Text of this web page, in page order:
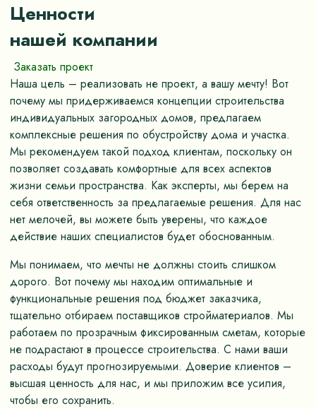
Ценности
нашей компании
Заказать проект
Наша цель – реализовать не проект, а вашу мечту! Вот
почему мы придерживаемся концепции строительства
индивидуальных загородных домов, предлагаем
комплексные решения по обустройству дома и участка.
Мы рекомендуем такой подход клиентам, поскольку он
позволяет создавать комфортные для всех аспектов
жизни семьи пространства. Как эксперты, мы берем на
себя ответственность за предлагаемые решения. Для нас
нет мелочей, вы можете быть уверены, что каждое
действие наших специалистов будет обоснованным.
Мы понимаем, что мечты не должны стоить слишком
дорого. Вот почему мы находим оптимальные и
функциональные решения под бюджет заказчика,
тщательно отбираем поставщиков стройматериалов. Мы
работаем по прозрачным фиксированным сметам, которые
не подрастают в процессе строительства. С нами ваши
расходы будут прогнозируемыми. Доверие клиентов –
высшая ценность для нас, и мы приложим все усилия,
чтобы его сохранить.